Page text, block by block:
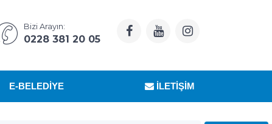
Bizi Arayın:
0228 381 20 05
E-BELEDIYE İLETIŞIM